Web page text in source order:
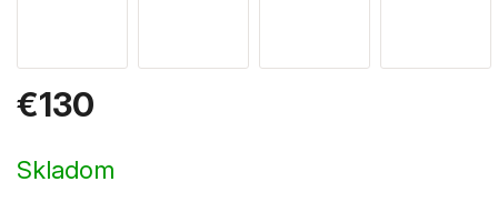
€130
cena:
Skladom